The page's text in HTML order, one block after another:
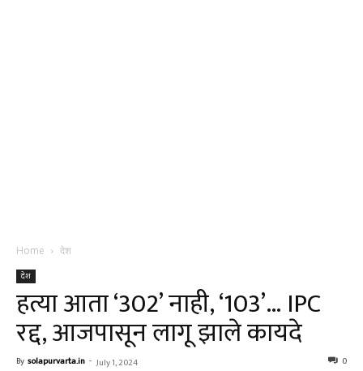
Home देश
देश
हत्या आता ‘302’ नाही, ‘103’… IPC
रद्द, आजपासून लागू झाले कायदे
By solapurvarta.in - July 1, 2024 0